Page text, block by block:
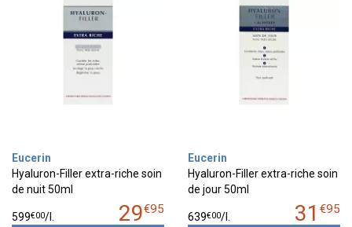
Eucerin
Hyaluron-Filler extra-riche soin
de nuit 50ml
29€95
599€00/
Eucerin
Hyaluron-Filler extra-riche soin
de jour 50ml
31 €95
639€00/